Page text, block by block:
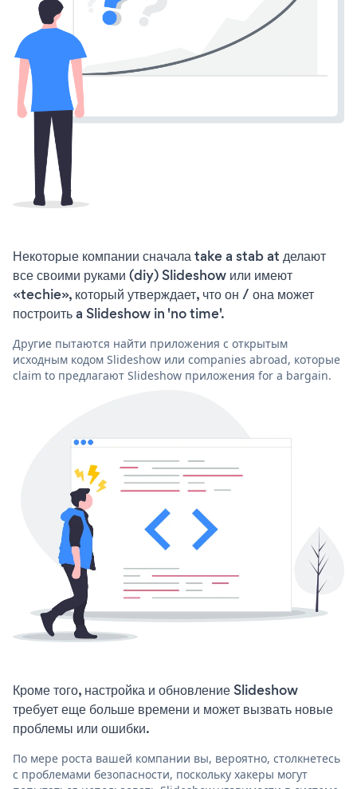
Некоторые компании сначала take a stab at делают
все своими руками (diy) Slideshow или имеют
«techie», который утверждает, что он / она может
построить a Slideshow in 'no time'.
Другие пытаются найти приложения с открытым
исходным кодом Slideshow или companies abroad, которые
claim to предлагают Slideshow приложения for a bargain.
Кроме того, настройка и обновление Slideshow
требует еще больше времени и может вызвать новые
проблемы или ошибки.
По мере роста вашей компании вы, вероятно, столкнетесь
с проблемами безопасности, поскольку хакеры могут